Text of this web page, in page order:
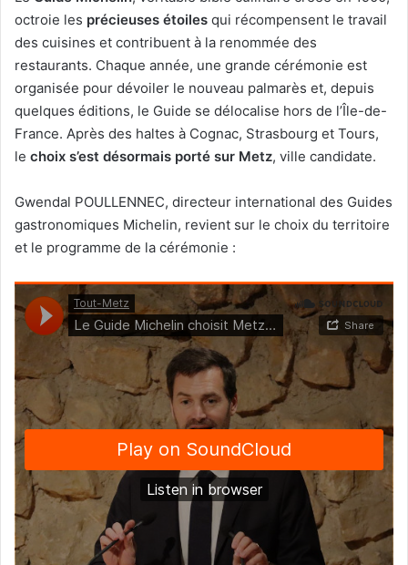
octroie les précieuses étoiles qui récompensent le travail
des cuisines et contribuent à la renommée des
restaurants. Chaque année, une grande cérémonie est
organisée pour dévoiler le nouveau palmarès et, depuis
quelques éditions, le Guide se délocalise hors de l’Île-de-
France. Après des haltes à Cognac, Strasbourg et Tours,
le choix s’est désormais porté sur Metz, ville candidate.
Gwendal POULLENNEC, directeur international des Guides
gastronomiques Michelin, revient sur le choix du territoire
et le programme de la cérémonie :